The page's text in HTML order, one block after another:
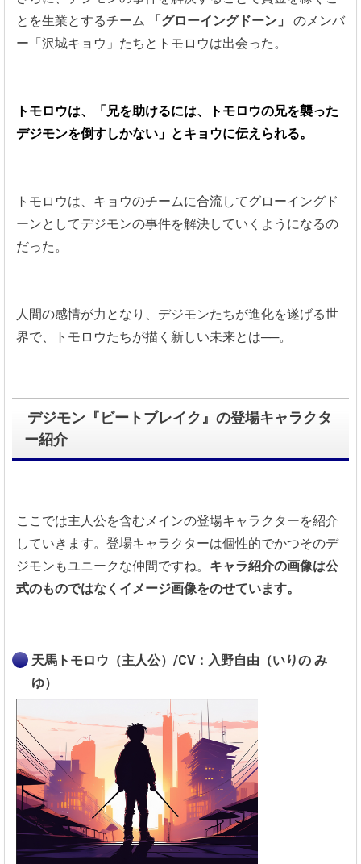
とを生業とするチーム
「グローイングドーン」
のメンバ
ー「沢城キョウ」たちとトモロウは出会った。
トモロウは、「兄を助けるには、トモロウの兄を襲った
デジモンを倒すしかない」とキョウに伝えられる。
トモロウは、キョウのチームに合流してグローイングド
ーンとしてデジモンの事件を解決していくようになるの
だった。
人間の感情が力となり、デジモンたちが進化を遂げる世
界で、トモロウたちが描く新しい未来とは──。
デジモン『ビートブレイク』の登場キャラクタ
ー紹介
ここでは主人公を含むメインの登場キャラクターを紹介
していきます。登場キャラクターは個性的でかつそのデ
ジモンもユニークな仲間ですね。 キャラ紹介の画像は公
式のものではなくイメージ画像をのせています。
天馬トモロウ（主人公）/CV：入野自由（いりの み
ゆ）